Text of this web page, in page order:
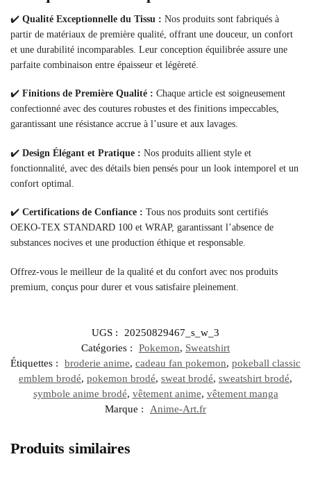
✔️ Qualité Exceptionnelle du Tissu : Nos produits sont fabriqués à
partir de matériaux de première qualité, offrant une douceur, un confort
et une durabilité incomparables. Leur conception équilibrée assure une
parfaite combinaison entre épaisseur et légèreté.
✔️ Finitions de Première Qualité : Chaque article est soigneusement
confectionné avec des coutures robustes et des finitions impeccables,
garantissant une résistance accrue à l’usure et aux lavages.
✔️ Design Élégant et Pratique : Nos produits allient style et
fonctionnalité, avec des détails bien pensés pour un look intemporel et un
confort optimal.
✔️ Certifications de Confiance : Tous nos produits sont certifiés
OEKO-TEX STANDARD 100 et WRAP, garantissant l’absence de
substances nocives et une production éthique et responsable.
Offrez-vous le meilleur de la qualité et du confort avec nos produits
premium, conçus pour durer et vous satisfaire pleinement.
UGS :
20250829467_s_w_3
Catégories :
Pokemon, Sweatshirt
Étiquettes :
broderie anime, cadeau fan pokemon, pokeball classic
emblem brodé, pokemon brodé, sweat brodé, sweatshirt brodé,
symbole anime brodé, vêtement anime, vêtement manga
Marque :
Anime-Art.fr
Produits similaires